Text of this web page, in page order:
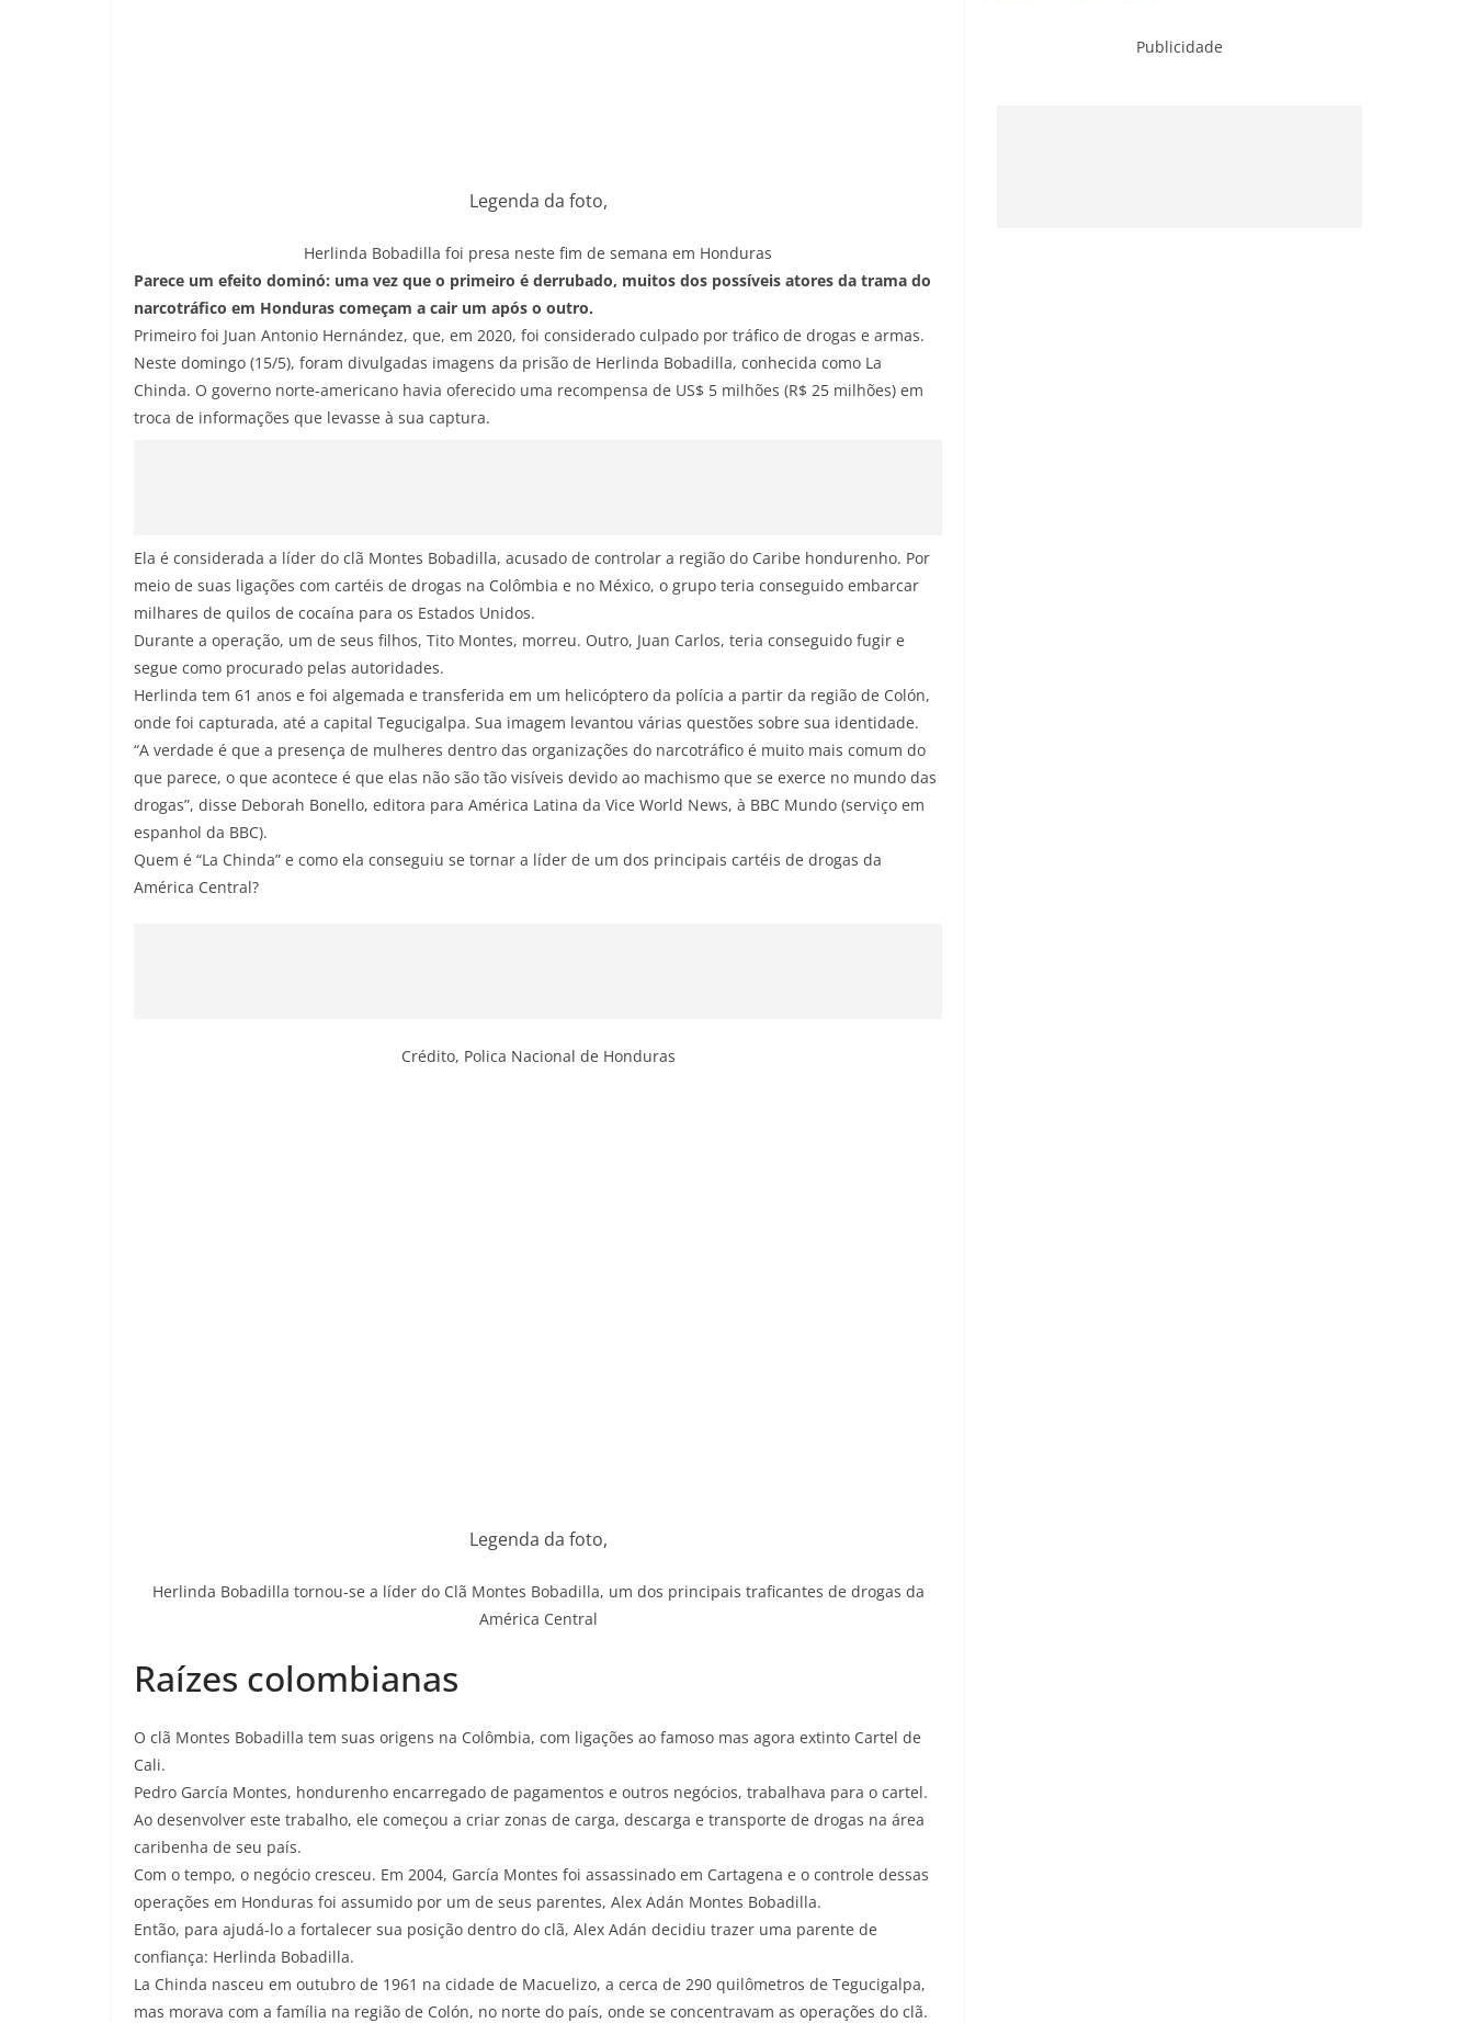
Legenda da foto,
Herlinda Bobadilla foi presa neste fim de semana em Honduras
Parece um efeito dominó: uma vez que o primeiro é derrubado, muitos dos possíveis atores da trama do
narcotráfico em Honduras começam a cair um após o outro.
Primeiro foi Juan Antonio Hernández, que, em 2020, foi considerado culpado por tráfico de drogas e armas.
Neste domingo (15/5), foram divulgadas imagens da prisão de Herlinda Bobadilla, conhecida como La
Chinda. O governo norte-americano havia oferecido uma recompensa de US$ 5 milhões (R$ 25 milhões) em
troca de informações que levasse à sua captura.
Ela é considerada a líder do clã Montes Bobadilla, acusado de controlar a região do Caribe hondurenho. Por
meio de suas ligações com cartéis de drogas na Colômbia e no México, o grupo teria conseguido embarcar
milhares de quilos de cocaína para os Estados Unidos.
Durante a operação, um de seus filhos, Tito Montes, morreu. Outro, Juan Carlos, teria conseguido fugir e
segue como procurado pelas autoridades.
Herlinda tem 61 anos e foi algemada e transferida em um helicóptero da polícia a partir da região de Colón,
onde foi capturada, até a capital Tegucigalpa. Sua imagem levantou várias questões sobre sua identidade.
“A verdade é que a presença de mulheres dentro das organizações do narcotráfico é muito mais comum do
que parece, o que acontece é que elas não são tão visíveis devido ao machismo que se exerce no mundo das
drogas”, disse Deborah Bonello, editora para América Latina da Vice World News, à BBC Mundo (serviço em
espanhol da BBC).
Quem é “La Chinda” e como ela conseguiu se tornar a líder de um dos principais cartéis de drogas da
América Central?
Crédito, Polica Nacional de Honduras
Legenda da foto,
Herlinda Bobadilla tornou-se a líder do Clã Montes Bobadilla, um dos principais traficantes de drogas da
América Central
Raízes colombianas
O clã Montes Bobadilla tem suas origens na Colômbia, com ligações ao famoso mas agora extinto Cartel de
Cali.
Pedro García Montes, hondurenho encarregado de pagamentos e outros negócios, trabalhava para o cartel.
Ao desenvolver este trabalho, ele começou a criar zonas de carga, descarga e transporte de drogas na área
caribenha de seu país.
Com o tempo, o negócio cresceu. Em 2004, García Montes foi assassinado em Cartagena e o controle dessas
operações em Honduras foi assumido por um de seus parentes, Alex Adán Montes Bobadilla.
Então, para ajudá-lo a fortalecer sua posição dentro do clã, Alex Adán decidiu trazer uma parente de
confiança: Herlinda Bobadilla.
La Chinda nasceu em outubro de 1961 na cidade de Macuelizo, a cerca de 290 quilômetros de Tegucigalpa,
mas morava com a família na região de Colón, no norte do país, onde se concentravam as operações do clã.
Publicidade